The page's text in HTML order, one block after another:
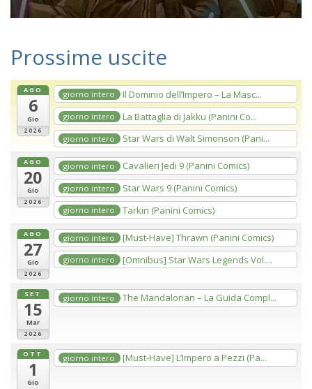
Prossime uscite
AGO
6
Gio
2026
giorno intero Il Dominio dell’Impero – La Masc...
giorno intero La Battaglia di Jakku (Panini Co...
giorno intero Star Wars di Walt Simonson (Pani...
AGO
20
Gio
2026
giorno intero Cavalieri Jedi 9 (Panini Comics)
giorno intero Star Wars 9 (Panini Comics)
giorno intero Tarkin (Panini Comics)
AGO
27
Gio
2026
giorno intero [Must-Have] Thrawn (Panini Comics)
giorno intero [Omnibus] Star Wars Legends Vol....
SET
15
Mar
2026
giorno intero The Mandalorian – La Guida Compl...
OTT
1
Gio
giorno intero [Must-Have] L’Impero a Pezzi (Pa...